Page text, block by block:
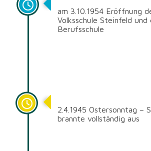
am 3.10.1954 Eröffnung
Volksschule Steinfeld und
Berufsschule
2.4.1945Ostersonntag –
brannte vollständig aus